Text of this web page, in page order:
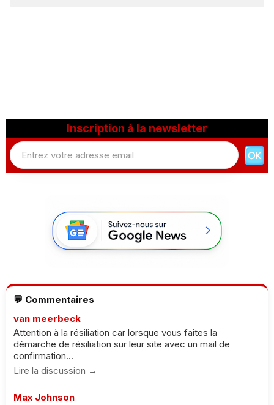
Inscription à la newsletter
💬 Commentaires
van meerbeck
Attention à la résiliation car lorsque vous faites la
démarche de résiliation sur leur site avec un mail de
confirmation...
Lire la discussion →
Max Johnson